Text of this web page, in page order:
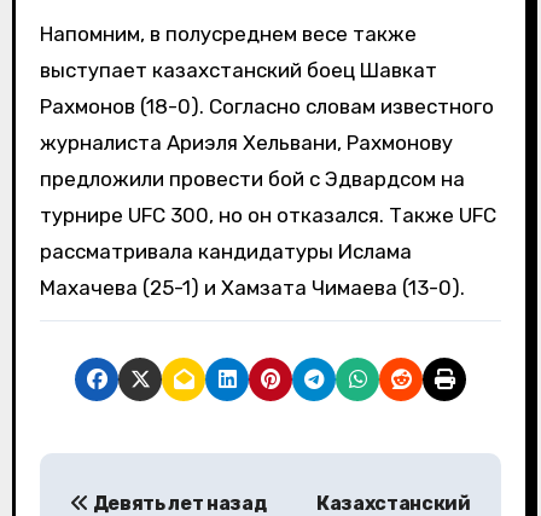
Напомним, в полусреднем весе также
выступает казахстанский боец Шавкат
Рахмонов (18-0). Согласно словам известного
журналиста Ариэля Хельвани, Рахмонову
предложили провести бой с Эдвардсом на
турнире UFC 300, но он отказался. Также UFC
рассматривала кандидатуры Ислама
Махачева (25-1) и Хамзата Чимаева (13-0).
Н
Девять лет назад
Казахстанский